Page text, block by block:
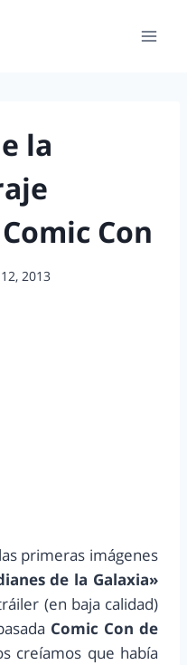
la
Con
2013
primeras imágenes
de la Galaxia»
(en baja calidad)
Comic Con de
creíamos que había